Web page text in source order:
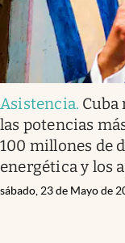
Asistencia. Cuba
las potencias
100 millones de
energética y los
sábado, 23 de Mayo de